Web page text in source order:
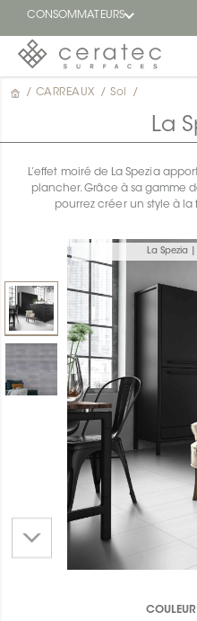
CONSOMMATEURS
En
/ CARREAUX / Sol /
La
L’effet moiré de La Spezia
plancher. Grâce à sa gamme
pourrez créer un style à
La Spezia